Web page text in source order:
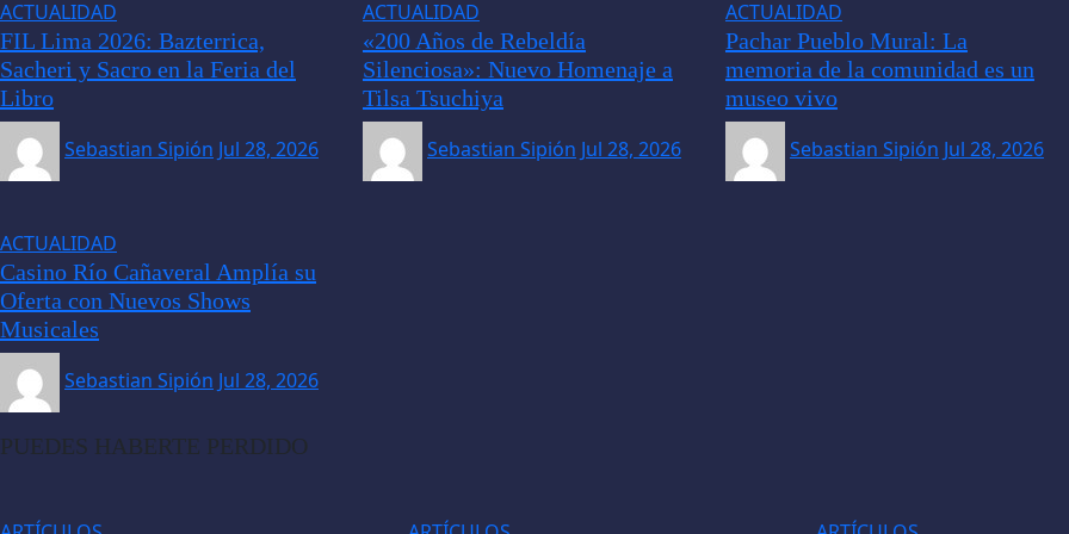
ACTUALIDAD
FIL Lima 2026: Bazterrica,
Sacheri y Sacro en la Feria del
Libro
Sebastian Sipión Jul 28, 2026
ACTUALIDAD
«200 Años de Rebeldía
Silenciosa»: Nuevo Homenaje a
Tilsa Tsuchiya
Sebastian Sipión Jul 28, 2026
ACTUALIDAD
Pachar Pueblo Mural: La
memoria de la comunidad es un
museo vivo
Sebastian Sipión Jul 28, 2026
ACTUALIDAD
Casino Río Cañaveral Amplía su
Oferta con Nuevos Shows
Musicales
Sebastian Sipión Jul 28, 2026
PUEDES HABERTE PERDIDO